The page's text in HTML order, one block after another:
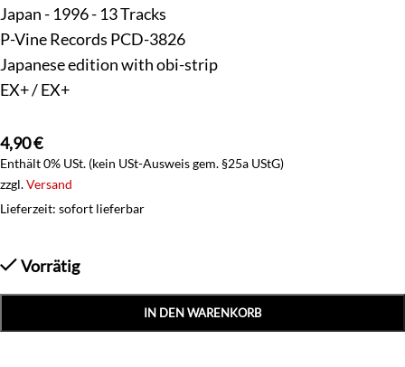
Japan - 1996 - 13 Tracks
P-Vine Records PCD-3826
Japanese edition with obi-strip
EX+ / EX+
4,90€
Enthält 0% USt. (kein USt-Ausweis gem. §25a UStG)
zzgl.Versand
Lieferzeit: sofort lieferbar
Vorrätig
IN DEN WARENKORB